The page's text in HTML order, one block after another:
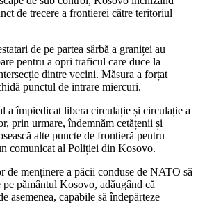
de trecere a frontierei către teritoriul
de pe partea sârbă a graniței au
pentru a opri traficul care duce la
dintre vecini. Măsura a forțat
punctul de intrare miercuri.
a împiedicat libera circulație și circulație a
prin urmare, îndemnăm cetățenii și
alte puncte de frontieră pentru
comunicat al Poliției din Kosovo.
de menținere a păcii conduse de NATO să
pământul Kosovo, adăugând că
asemenea, capabile să îndepărteze